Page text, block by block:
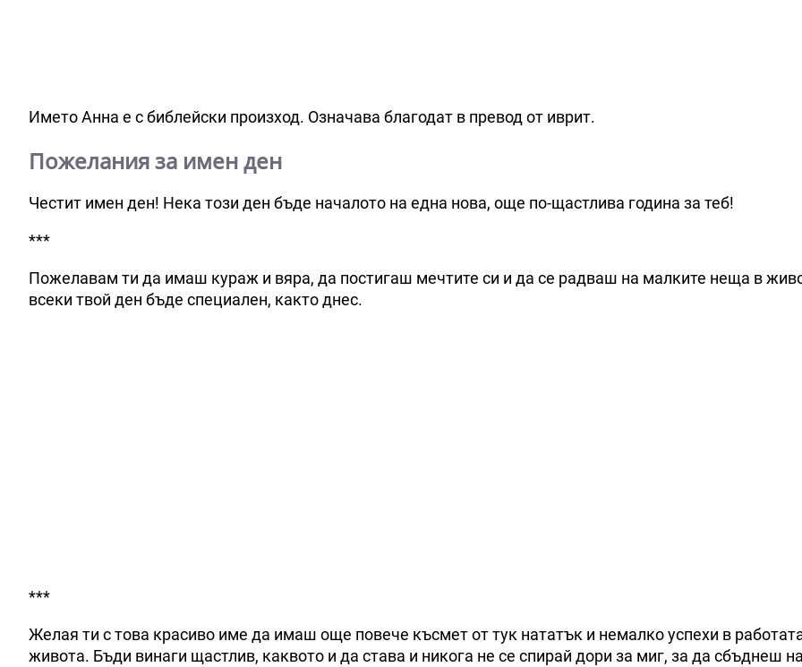
Името Анна е с библейски произход. Означава благодат в превод от иврит.
Пожелания за имен ден
Честит имен ден! Нека този ден бъде началото на една нова, още по-щастлива година за теб!
***
Пожелавам ти да имаш кураж и вяра, да постигаш мечтите си и да се радваш на малките неща в
всеки твой ден бъде специален, както днес.
***
Желая ти с това красиво име да имаш още повече късмет от тук нататък и немалко успехи в
живота. Бъди винаги щастлив, каквото и да става и никога не се спирай дори за миг, за да сбъднеш